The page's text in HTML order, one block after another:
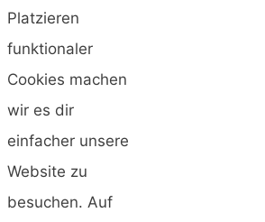
Platzieren
funktionaler
Cookies machen
wir es dir
einfacher unsere
Website zu
besuchen. Auf